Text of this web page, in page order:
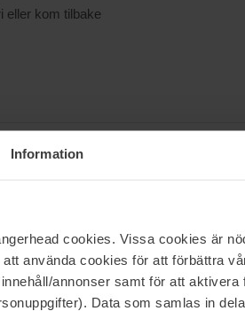
Information
cookies. Vissa cookies är
använda cookies för att förbättra
annonser samt för att
Data som samlas in
eller kom tilbake
konsumenten som har en
de seneste innovasjonene innen
THE UNEXPECTED.